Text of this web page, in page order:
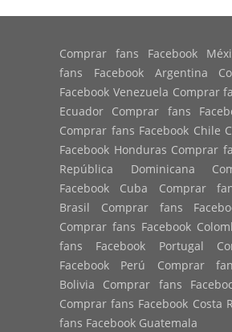
Comprar fans Facebook
fans Facebook Argentina
Facebook Venezuela Comprar
Ecuador Comprar fans
Comprar fans Facebook Chile
Facebook Honduras Comprar
República Dominicana
Facebook Cuba Comprar
Brasil Comprar fans
Comprar fans Facebook
fans Facebook Portugal
Facebook Perú Comprar
Bolivia Comprar fans
Comprar fans Facebook Costa
fans Facebook Guatemala